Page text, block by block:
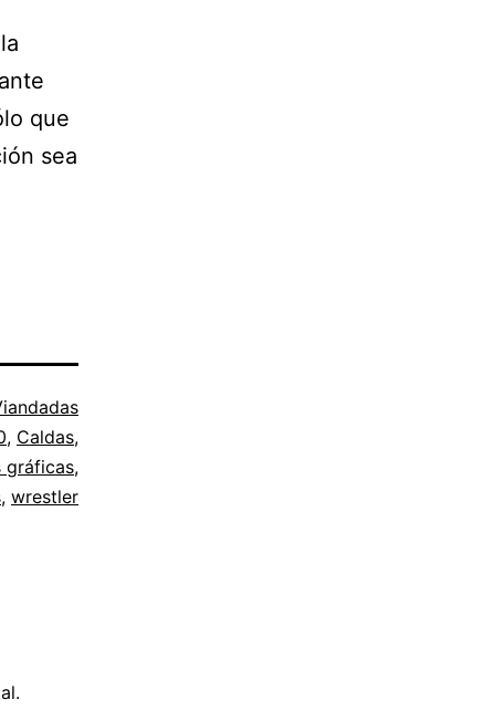
que
sea
, Caldas,
gráficas,
, wrestler